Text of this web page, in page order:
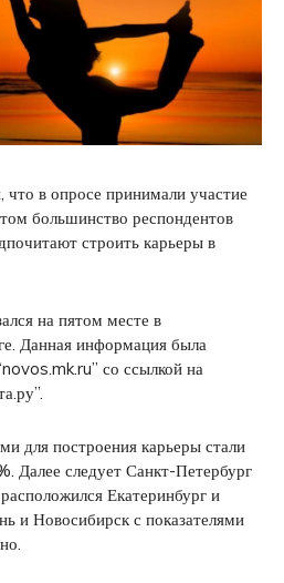
в опросе принимали участие
большинство респондентов
строить карьеры в
на пятом месте в
Данная информация была
со ссылкой на
для построения карьеры стали
Далее следует Санкт-Петербург
Екатеринбург и
и Новосибирск с показателями